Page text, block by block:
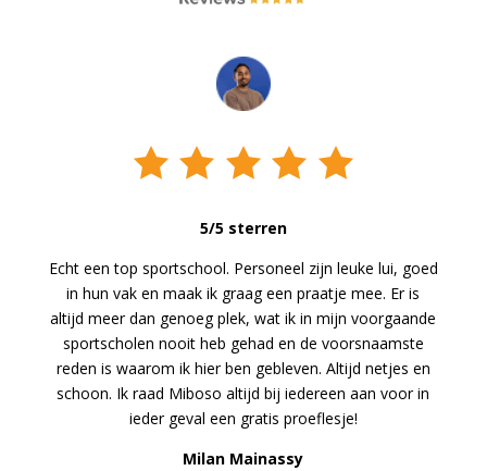
5/5 sterren
Echt een top sportschool. Personeel zijn leuke lui, goed
in hun vak en maak ik graag een praatje mee. Er is
altijd meer dan genoeg plek, wat ik in mijn voorgaande
sportscholen nooit heb gehad en de voorsnaamste
reden is waarom ik hier ben gebleven. Altijd netjes en
schoon. Ik raad Miboso altijd bij iedereen aan voor in
ieder geval een gratis proeflesje!
Milan Mainassy